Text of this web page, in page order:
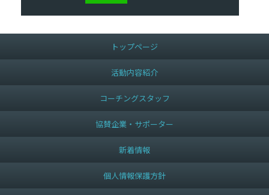
トップページ
活動内容紹介
コーチングスタッフ
協賛企業・サポーター
新着情報
個人情報保護方針